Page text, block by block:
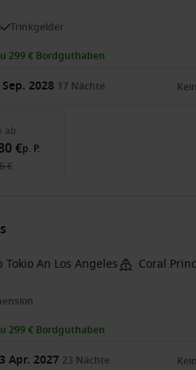
Trinkgelder
299 € Bordguthaben
2028 17 Nächte
ab
€p. P.
€
Tokio An Los Angeles Coral
299 € Bordguthaben
Apr. 2027 23 Nächte